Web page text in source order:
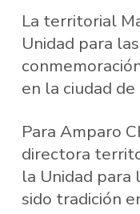
La territorial
Unidad para
en la ciudad
Para Amparo
directora
la Unidad para
sido tradición